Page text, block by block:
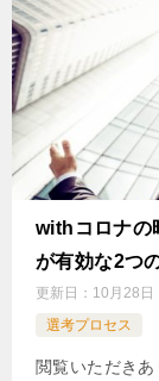
withコロナの
が有効な2つ
更新日： 10月28日
選考プロセス
閲覧いただき